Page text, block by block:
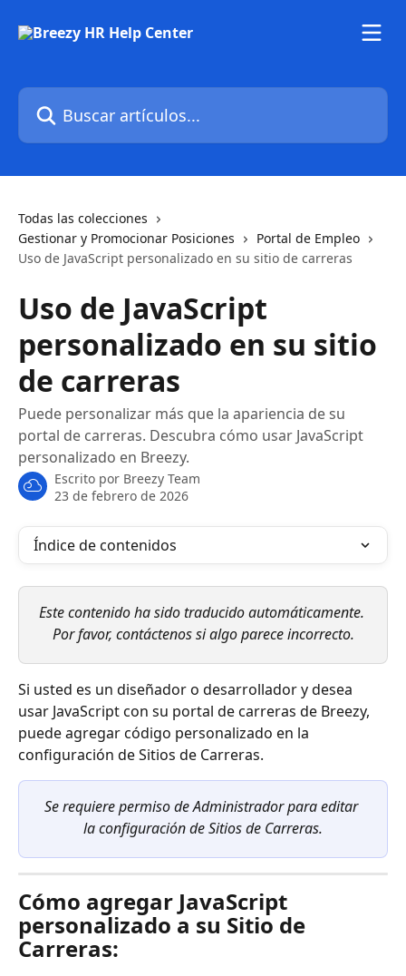
Buscar artículos...
Todas las colecciones
Gestionar y Promocionar Posiciones
Portal de Empleo
Uso de JavaScript personalizado en su sitio de carreras
Uso de JavaScript
personalizado en su sitio
de carreras
Puede personalizar más que la apariencia de su
portal de carreras. Descubra cómo usar JavaScript
personalizado en Breezy.
Escrito por Breezy Team
23 de febrero de 2026
Índice de contenidos
Este contenido ha sido traducido automáticamente.
Por favor, contáctenos si algo parece incorrecto.
Si usted es un diseñador o desarrollador y desea
usar JavaScript con su portal de carreras de Breezy,
puede agregar código personalizado en la
configuración de Sitios de Carreras.
Se requiere permiso de Administrador para editar
la configuración de Sitios de Carreras.
Cómo agregar JavaScript
personalizado a su Sitio de
Carreras: